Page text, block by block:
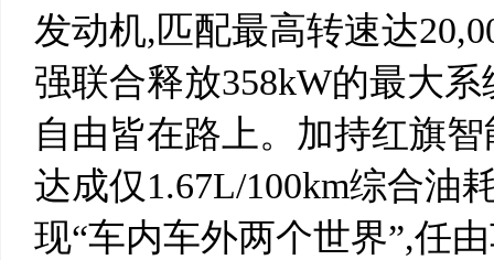
发动机,匹配最高转速达
强联合释放358kW的最大
自由皆在路上。加持红旗
达成仅1.67L/100km综合油
现“车内车外两个世界”,任